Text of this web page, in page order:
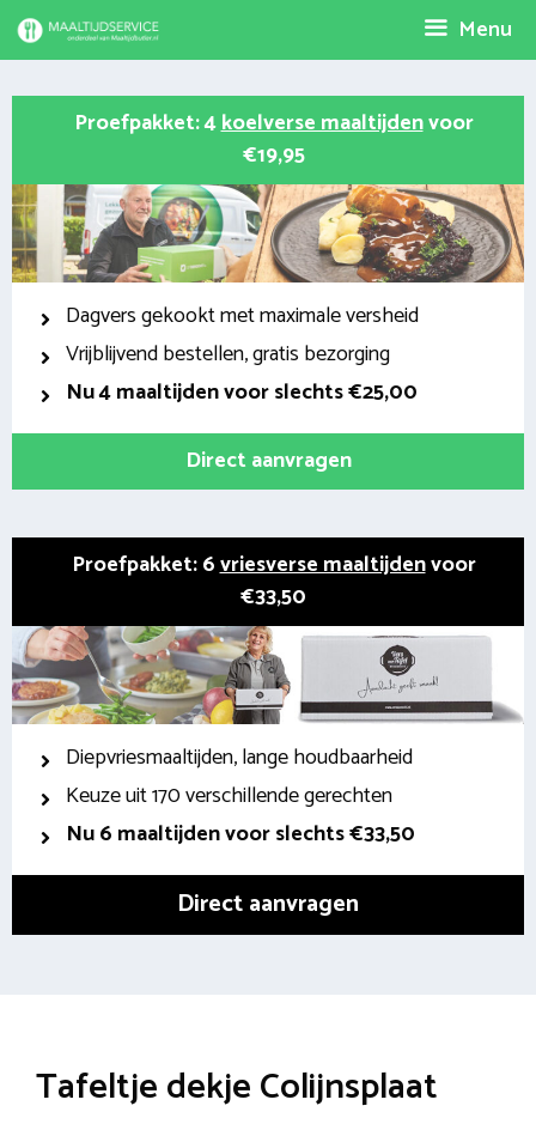
Spring
naar
Menu
Proefpakket: 4koelverse maaltijdenvoor
€19,95
Dagvers gekookt met maximale versheid
Vrijblijvend bestellen, gratis bezorging
Nu4 maaltijden voor slechts €25,00
Direct aanvragen
Proefpakket: 6vriesverse maaltijdenvoor
€33,50
Diepvriesmaaltijden, lange houdbaarheid
Keuze uit 170 verschillende gerechten
Nu 6 maaltijden voor slechts €33,50
Direct aanvragen
Tafeltje dekje Colijnsplaat